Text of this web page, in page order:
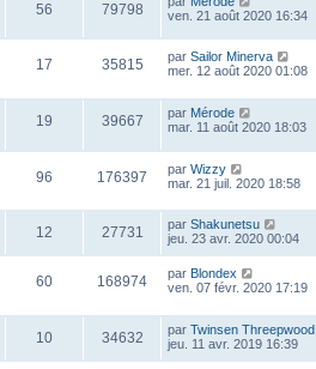
56 79798
ven. 21 août 2020 16:34
17 35815 par Sailor Minerva
mer. 12 août 2020 01:08
19 39667 par Mérode
mar. 11 août 2020 18:03
96 176397 par Wizzy
mar. 21 juil. 2020 18:58
12 27731 par Shakunetsu
jeu. 23 avr. 2020 00:04
60 168974 par Blondex
ven. 07 févr. 2020 17:19
10 34632 par Twinsen Threepwood
jeu. 11 avr. 2019 16:39